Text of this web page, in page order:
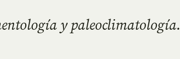
y paleoclimatología.